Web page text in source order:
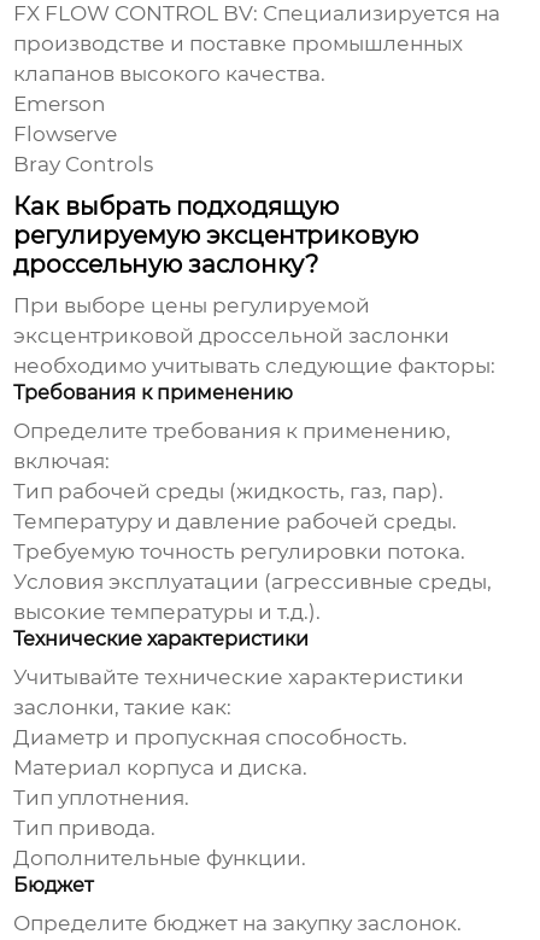
FX FLOW CONTROL BV: Специализируется на
производстве и поставке промышленных
клапанов высокого качества.
Emerson
Flowserve
Bray Controls
Как выбрать подходящую
регулируемую эксцентриковую
дроссельную заслонку?
При выборе цены регулируемой
эксцентриковой дроссельной заслонки
необходимо учитывать следующие факторы:
Требования к применению
Определите требования к применению,
включая:
Тип рабочей среды (жидкость, газ, пар).
Температуру и давление рабочей среды.
Требуемую точность регулировки потока.
Условия эксплуатации (агрессивные среды,
высокие температуры и т.д.).
Технические характеристики
Учитывайте технические характеристики
заслонки, такие как:
Диаметр и пропускная способность.
Материал корпуса и диска.
Тип уплотнения.
Тип привода.
Дополнительные функции.
Бюджет
Определите бюджет на закупку заслонок.